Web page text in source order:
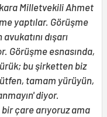
Milletvekili Ahmet
yaptılar. Görüşme
dışarı
Görüşme esnasında,
bu şirketten biz
tamam yürüyün,
diyor.
çare arıyoruz ama